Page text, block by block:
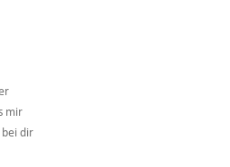
mir
bei dir